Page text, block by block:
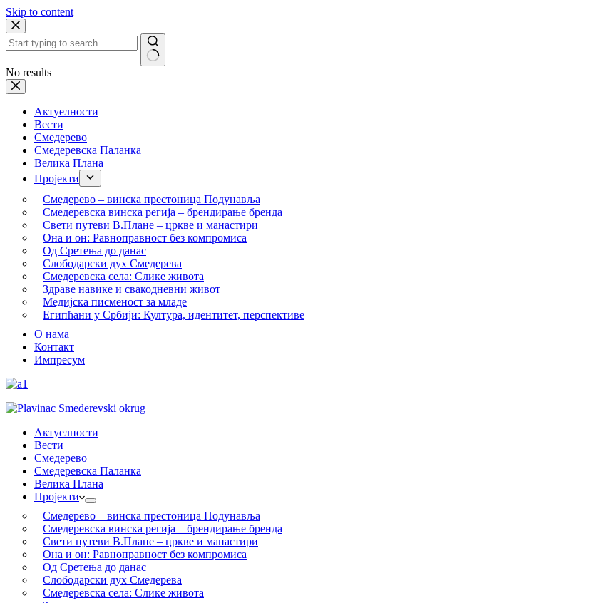
Skip to content
No results
Актуелности
Вести
Смедерево
Смедеревска Паланка
Велика Плана
Пројекти
Смедерево – винска престоница Подунавља
Смедеревска винска регија – брендирање бренда
Свети путеви В.Плане – цркве и манастири
Она и он: Равноправност без компромиса
Од Сретења до данас
Слободарски дух Смедерева
Смедеревска села: Слике живота
Здраве навике и свакодневни живот
Медијска писменост за младе
Египћани у Србији: Култура, идентитет, перспективе
О нама
Контакт
Импресум
Актуелности
Вести
Смедерево
Смедеревска Паланка
Велика Плана
Пројекти
Смедерево – винска престоница Подунавља
Смедеревска винска регија – брендирање бренда
Свети путеви В.Плане – цркве и манастири
Она и он: Равноправност без компромиса
Од Сретења до данас
Слободарски дух Смедерева
Смедеревска села: Слике живота